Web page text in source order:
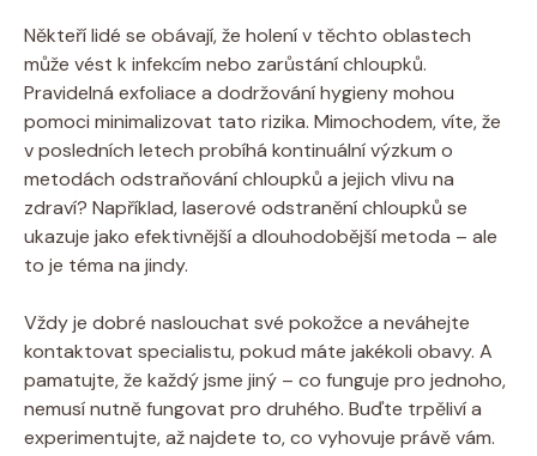
Někteří lidé se obávají, že holení v těchto oblastech
může vést k infekcím nebo zarůstání chloupků.
Pravidelná exfoliace a dodržování hygieny mohou
pomoci minimalizovat tato rizika. Mimochodem, víte, že
v posledních letech probíhá kontinuální výzkum o
metodách odstraňování chloupků a jejich vlivu na
zdraví? Například, laserové odstranění chloupků se
ukazuje jako efektivnější a dlouhodobější metoda – ale
to je téma na jindy.
Vždy je dobré naslouchat své pokožce a neváhejte
kontaktovat specialistu, pokud máte jakékoli obavy. A
pamatujte, že každý jsme jiný – co funguje pro jednoho,
nemusí nutně fungovat pro druhého. Buďte trpěliví a
experimentujte, až najdete to, co vyhovuje právě vám.